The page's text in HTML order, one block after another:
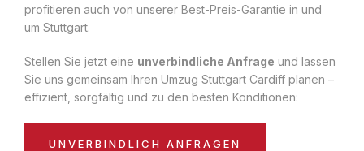
profitieren auch von unserer Best-Preis-Garantie in und
um Stuttgart.
Stellen Sie jetzt eine unverbindliche Anfrage und lassen
Sie uns gemeinsam Ihren Umzug Stuttgart Cardiff planen –
effizient, sorgfältig und zu den besten Konditionen:
UNVERBINDLICH ANFRAGEN